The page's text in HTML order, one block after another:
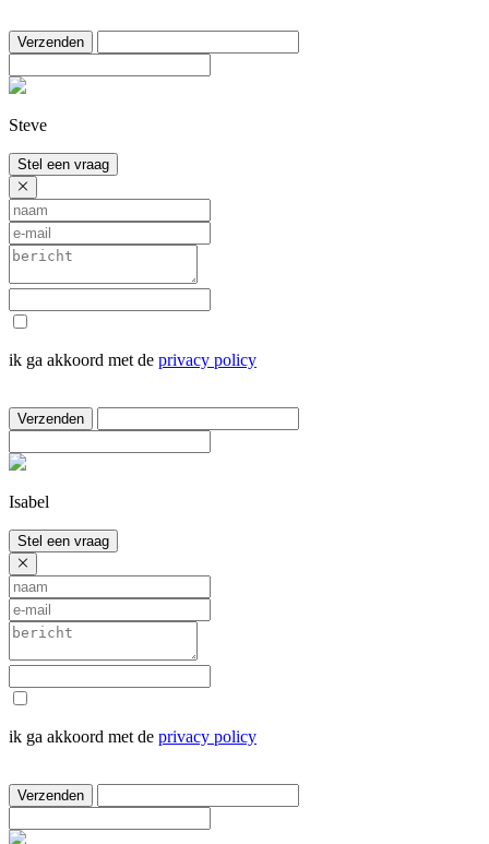
Verzenden
Steve
Stel een vraag
ik ga akkoord met de privacy policy
Verzenden
Isabel
Stel een vraag
ik ga akkoord met de privacy policy
Verzenden